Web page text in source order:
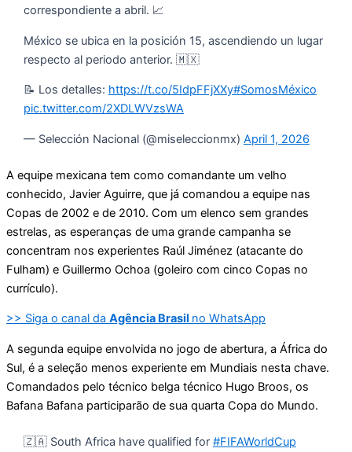
correspondiente a abril. 📈
México se ubica en la posición 15, ascendiendo un lugar
respecto al periodo anterior. 🇲🇽
📝 Los detalles: https://t.co/5IdpFFjXXy#SomosMéxico
pic.twitter.com/2XDLWVzsWA
— Selección Nacional (@miseleccionmx) April 1, 2026
A equipe mexicana tem como comandante um velho
conhecido, Javier Aguirre, que já comandou a equipe nas
Copas de 2002 e de 2010. Com um elenco sem grandes
estrelas, as esperanças de uma grande campanha se
concentram nos experientes Raúl Jiménez (atacante do
Fulham) e Guillermo Ochoa (goleiro com cinco Copas no
currículo).
>> Siga o canal da Agência Brasil no WhatsApp
A segunda equipe envolvida no jogo de abertura, a África do
Sul, é a seleção menos experiente em Mundiais nesta chave.
Comandados pelo técnico belga técnico Hugo Broos, os
Bafana Bafana participarão de sua quarta Copa do Mundo.
🇿🇦 South Africa have qualified for #FIFAWorldCup